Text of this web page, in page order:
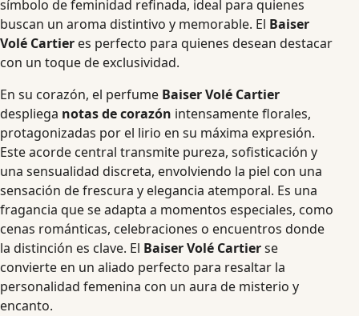
símbolo de feminidad refinada, ideal para quienes
buscan un aroma distintivo y memorable. El Baiser
Volé Cartier es perfecto para quienes desean destacar
con un toque de exclusividad.
En su corazón, el perfume Baiser Volé Cartier
despliega notas de corazón intensamente florales,
protagonizadas por el lirio en su máxima expresión.
Este acorde central transmite pureza, sofisticación y
una sensualidad discreta, envolviendo la piel con una
sensación de frescura y elegancia atemporal. Es una
fragancia que se adapta a momentos especiales, como
cenas románticas, celebraciones o encuentros donde
la distinción es clave. El Baiser Volé Cartierse
convierte en un aliado perfecto para resaltar la
personalidad femenina con un aura de misterio y
encanto.